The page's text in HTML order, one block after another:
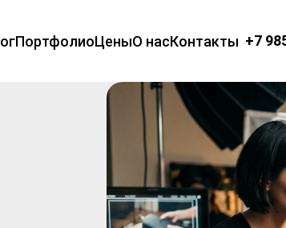
ПортфолиоЦеныО насКонтакты +7